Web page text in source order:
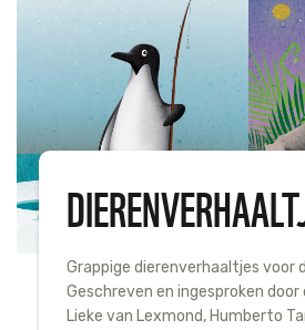
Grappige dierenverhaaltjes voor
Geschreven en ingesproken door
Lieke van Lexmond, Humberto